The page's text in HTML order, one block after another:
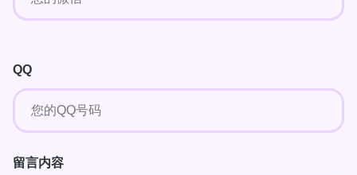
QQ
留言内容